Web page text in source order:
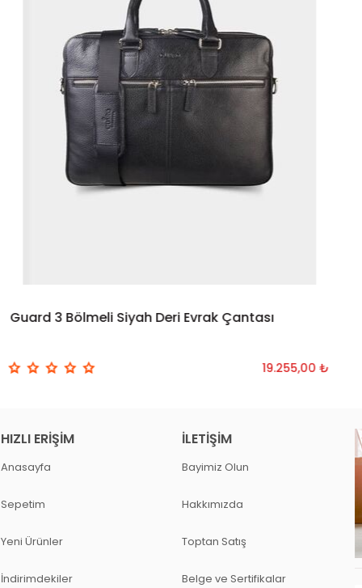
Guard 3 Bölmeli Siyah Deri Evrak Çantası
19.255,00 ₺
HIZLI ERIŞIM
Anasayfa
Sepetim
Yeni Ürünler
İndirimdekiler
İLETIŞIM
Bayimiz Olun
Hakkımızda
Toptan Satış
Belge ve Sertifikalar